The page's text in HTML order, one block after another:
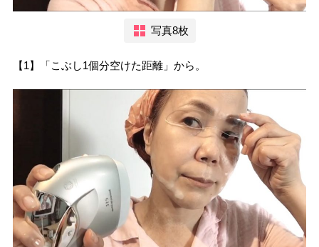
写真8枚
【1】「こぶし1個分空けた距離」から。